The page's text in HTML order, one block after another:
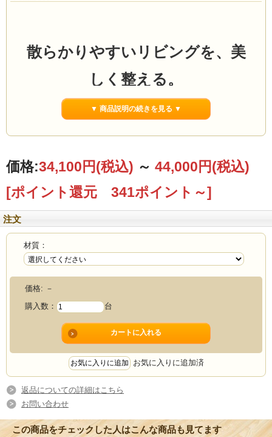
散らかりやすいリビングを、美
しく整える。
スリム天然木チェスト
幅40cm・2段（完成品）
ソファ横・サイド収納向け
Oak・Walnut
▼ 商品説明の続きを見る ▼
価格:34,100円(税込) ～ 44,000円(税込)
[ポイント還元 341ポイント～]
注文
材質：
価格: －
購入数：
台
お気に入りに追加済
返品についての詳細はこちら
お問い合わせ
この商品をチェックした人はこんな商品も見てます